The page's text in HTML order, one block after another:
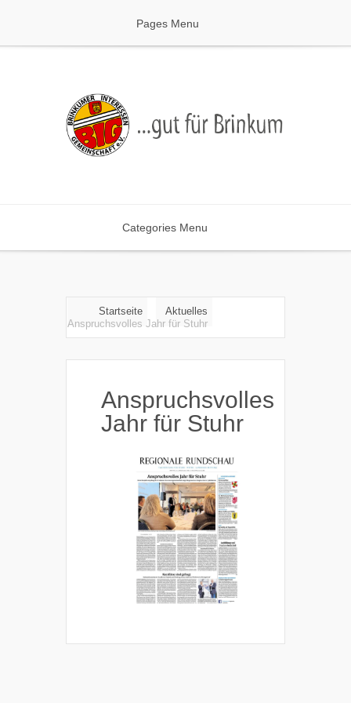
Pages Menu
Categories Menu
Startseite
Aktuelles
Anspruchsvolles Jahr für Stuhr
Anspruchsvolles
Jahr für Stuhr